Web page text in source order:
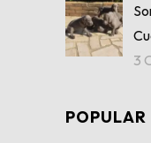
3
POPULAR